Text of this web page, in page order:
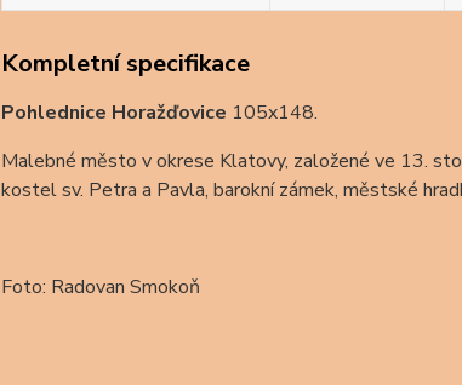
Kompletní specifikace
Pohlednice Horažďovice 105x148.
Malebné město v okrese Klatovy, založené ve 13.
kostel sv. Petra a Pavla, barokní zámek, městské
Foto: Radovan Smokoň